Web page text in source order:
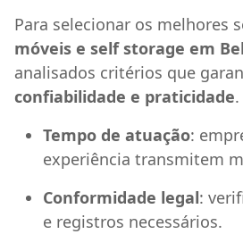
Para selecionar os melhores
móveis e self storage em
analisados critérios que
confiabilidade e praticidade
Tempo de atuação:
experiência transmitem
Conformidade legal:
e registros necessários.